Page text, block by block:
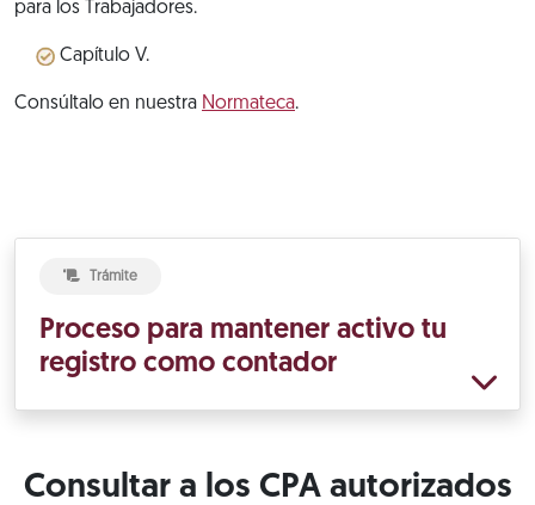
para los Trabajadores.
Capítulo V.
Consúltalo en nuestra Normateca.
Trámite
Proceso para mantener activo tu
registro como contador
Consultar a los CPA autorizados